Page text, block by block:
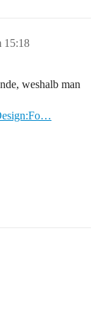
15:18
weshalb man